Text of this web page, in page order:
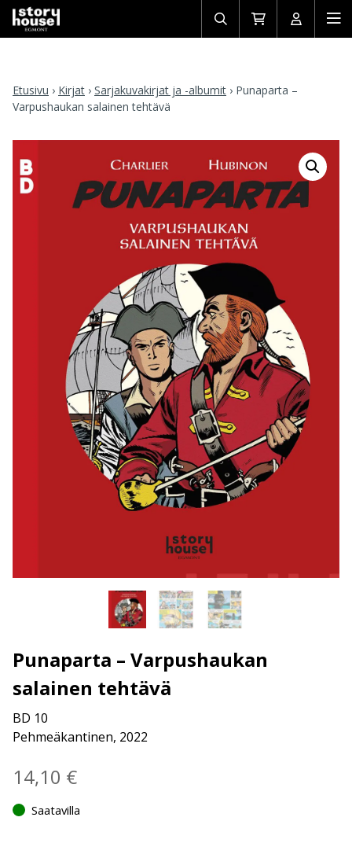
Avaa/sulje
haku
Siirry
ostoskoriin
Avaa/
Etusivu › Kirjat › Sarjakuvakirjat ja -albumit › Punaparta –
Varpushaukan salainen tehtävä
Punaparta – Varpushaukan
salainen tehtävä
BD 10
Pehmeäkantinen, 2022
14,10 €
Saatavilla